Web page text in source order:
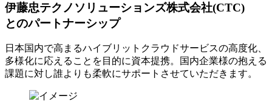
伊藤忠テクノソリューションズ株式会社(CTC)
とのパートナーシップ
日本国内で高まるハイブリットクラウドサービスの高度化、
多様化に応えることを目的に資本提携。国内企業様の抱える
課題に対し誰よりも柔軟にサポートさせていただきます。